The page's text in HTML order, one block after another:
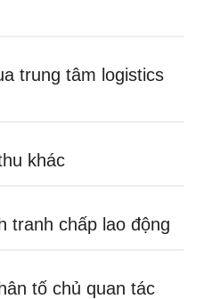
trung tâm logistics
khác
tranh chấp lao động
tố chủ quan tác